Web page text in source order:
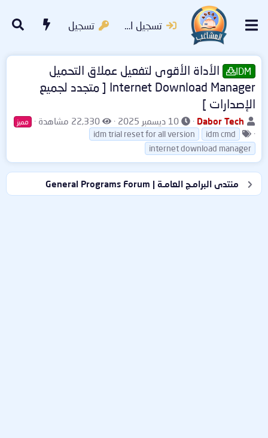
تسجيل الدخول تسجيل
IDM
الأداة الأقوى لتفعيل عملاق التحميل
Internet Download Manager [ متجدد لجميع
الإصدارات ]
ب
ا
د
ئ
ا
م
Dabor Tech
ت
ا
ر
ي
خ
ا
ل
10 ديسمبر 2025
ا
ل
ا
ه
د
22,330 مشاهدة مميز
ل
و
س
و
م
idm cmd
idm trial reset for all version
internet download manager
منتدى البرامـج العامـة | General Programs Forum